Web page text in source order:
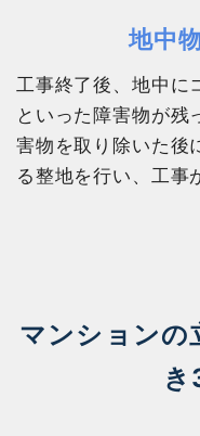
地中
工事終了後、地中に
といった障害物が残
害物を取り除いた後
る整地を行い、工事
マンションの
き